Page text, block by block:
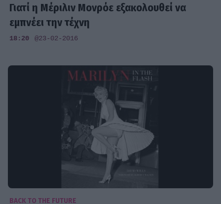
Γιατί η Μέριλιν Μονρόε εξακολουθεί να
εμπνέει την τέχνη
18:20 @23-02-2016
BACK TO THE FUTURE